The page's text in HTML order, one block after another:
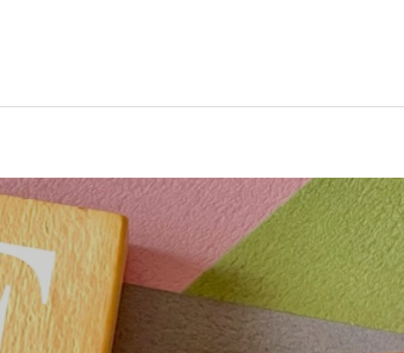
脳の検査 お悩み相談